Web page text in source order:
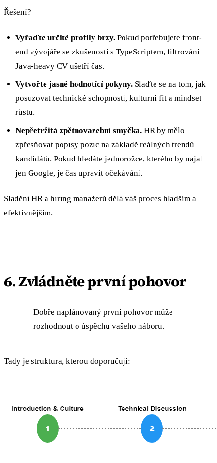
Řešení?
Vyřaďte určité profily brzy.Pokud potřebujete front-
end vývojáře se zkušeností s TypeScriptem, filtrování
Java-heavy CV ušetří čas.
Vytvořte jasné hodnotící pokyny.Slaďte se na tom, jak
posuzovat technické schopnosti, kulturní fit a mindset
růstu.
Nepřetržitá zpětnovazební smyčka.HR by mělo
zpřesňovat popisy pozic na základě reálných trendů
kandidátů. Pokud hledáte jednorožce, kterého by najal
jen Google, je čas upravit očekávání.
Sladění HR a hiring manažerů dělá váš proces hladším a
efektivnějším.
6. Zvládněte první pohovor
Dobře naplánovaný první pohovor může
rozhodnout o úspěchu vašeho náboru.
Tady je struktura, kterou doporučuji: